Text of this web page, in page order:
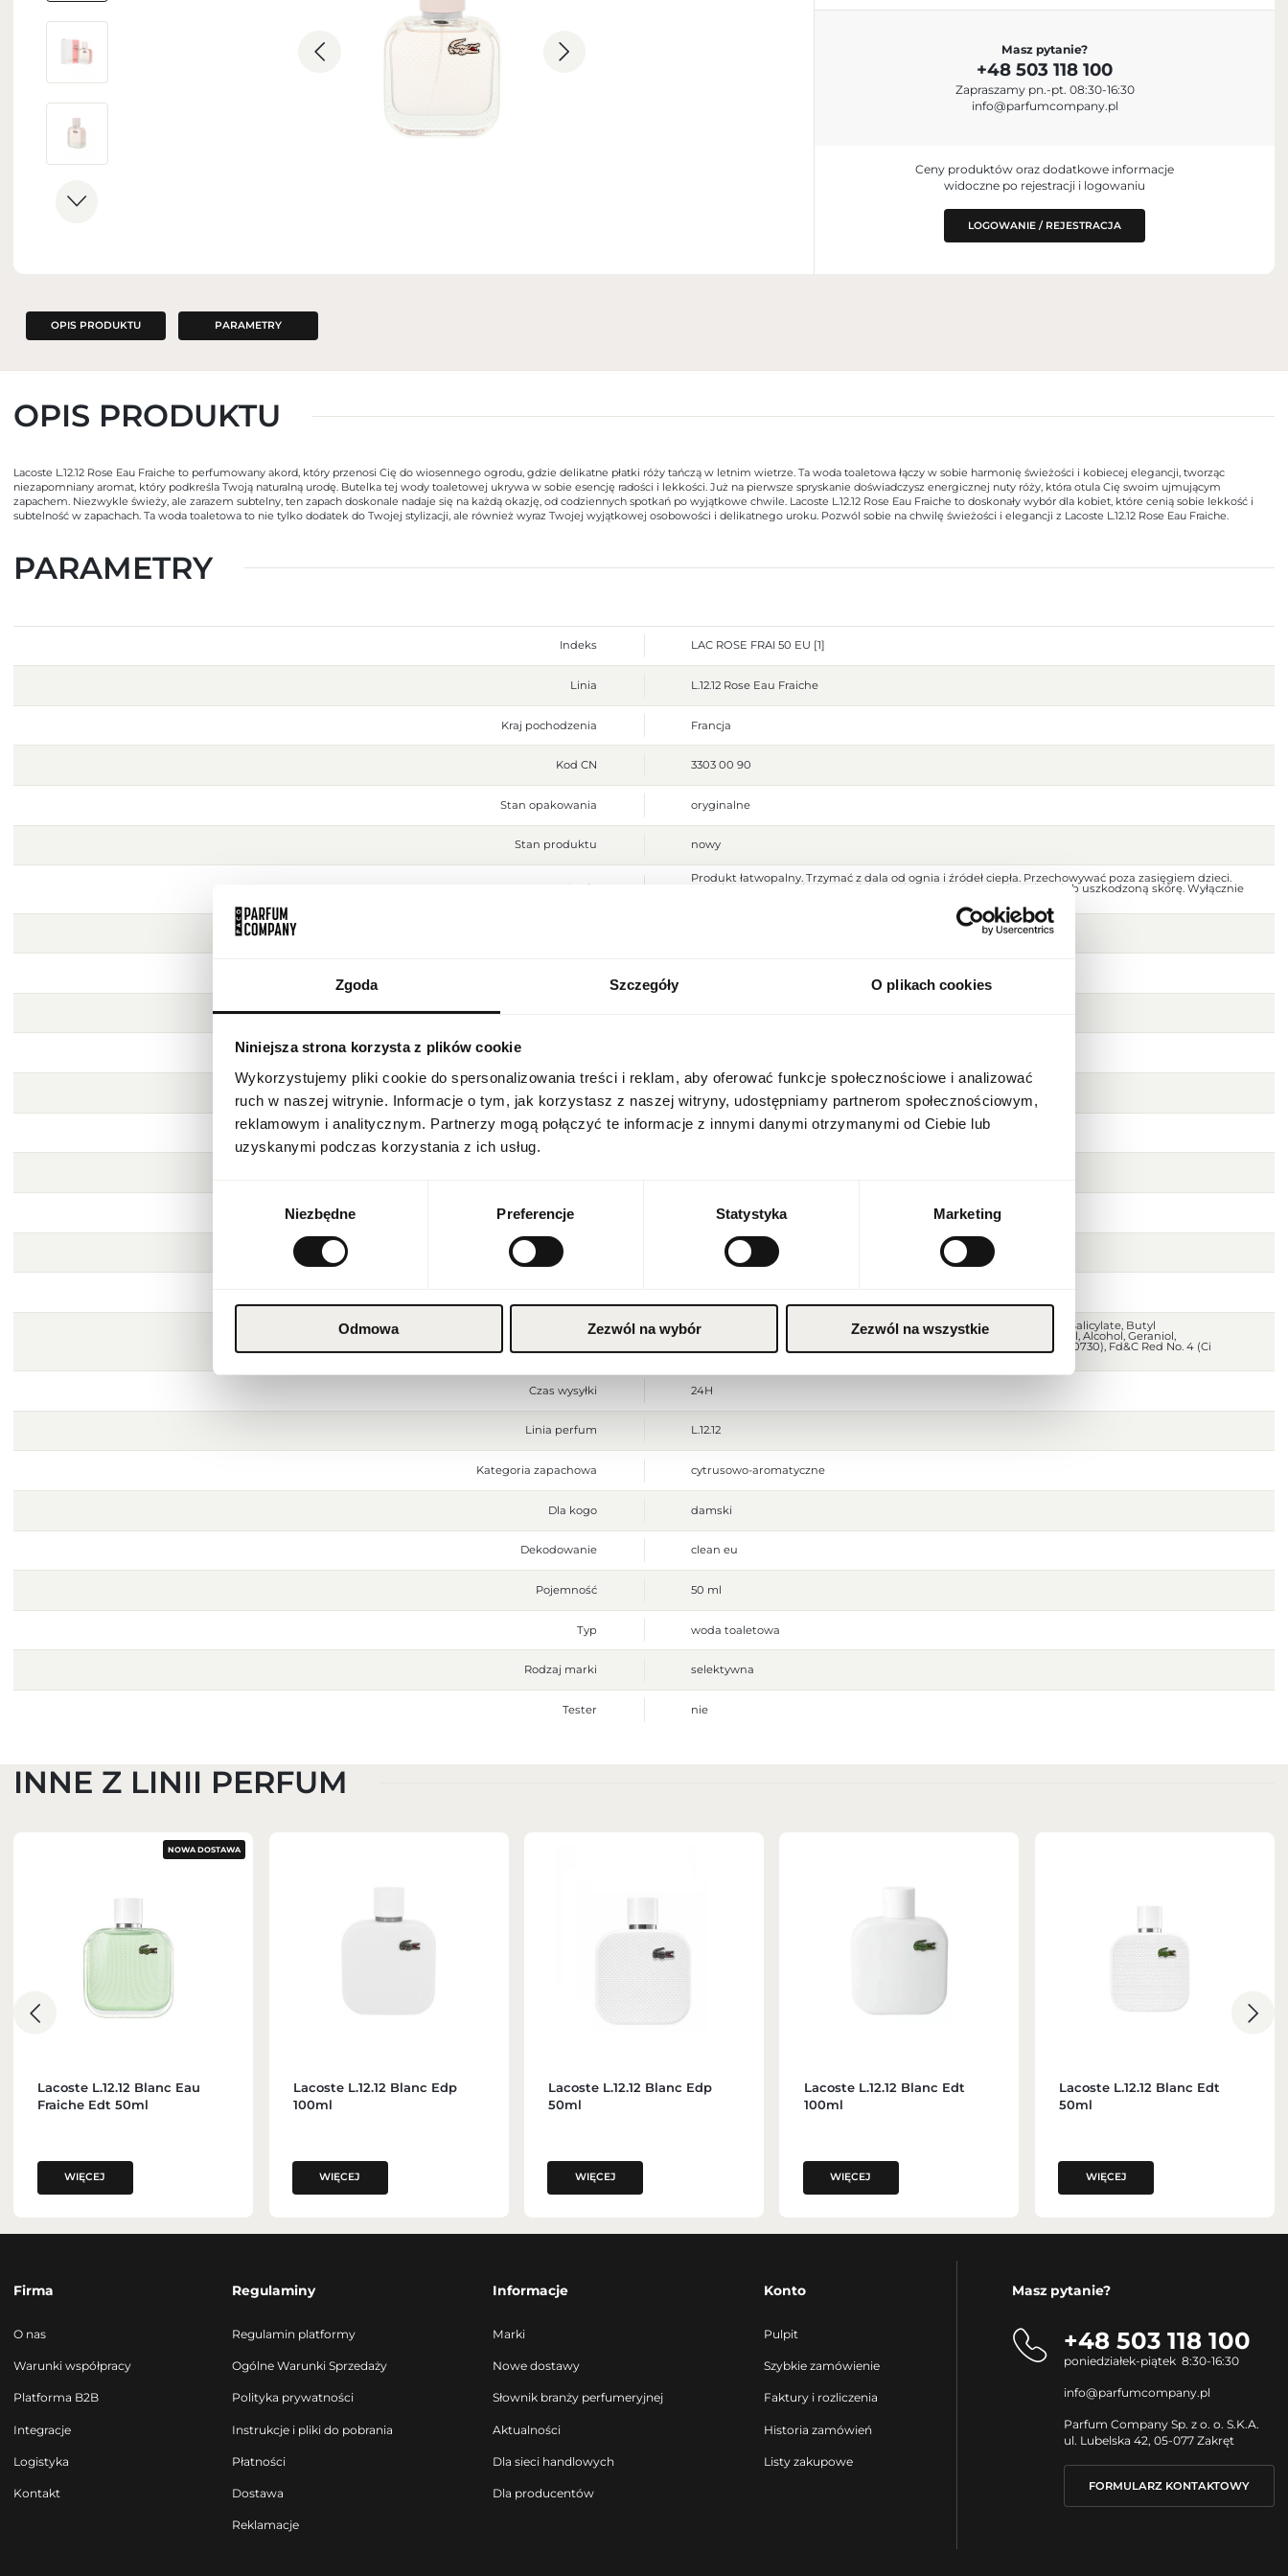
Zgoda Szczegóły O plikach cookies
Niniejsza strona korzysta z plików cookie
Wykorzystujemy pliki cookie do spersonalizowania treści i reklam, aby oferować funkcje społecznościowe i analizować
ruch w naszej witrynie. Informacje o tym, jak korzystasz z naszej witryny, udostępniamy partnerom społecznościowym,
reklamowym i analitycznym. Partnerzy mogą połączyć te informacje z innymi danymi otrzymanymi od Ciebie lub
uzyskanymi podczas korzystania z ich usług.
Wybór
Niezbędne Preferencje Statystyka Marketing
Odmowa Zezwól na wybór Zezwól na wszystkie
ZAPACHY DO WNĘTRZ
WPROWADZENIE DO UE
Parfum Company Sp. z o. o. S.K.A.
+48 503 118 100
info@parfumcompany.pl
ul. Lubelska 42, 05-077 Zakręt, Poland
Masz pytanie?
+48 503 118 100
Zapraszamy pn.-pt. 08:30-16:30
info@parfumcompany.pl
Ceny produktów oraz dodatkowe informacje
widoczne po rejestracji i logowaniu
LOGOWANIE / REJESTRACJA
OPIS PRODUKTU PARAMETRY
OPIS PRODUKTU
Lacoste L.12.12 Rose Eau Fraiche to perfumowany akord, który przenosi Cię do wiosennego ogrodu, gdzie delikatne płatki róży tańczą w letnim wietrze. Ta woda toaletowa łączy w sobie harmonię świeżości i kobiecej elegancji, tworząc
niezapomniany aromat, który podkreśla Twoją naturalną urodę. Butelka tej wody toaletowej ukrywa w sobie esencję radości i lekkości. Już na pierwsze spryskanie doświadczysz energicznej nuty róży, która otula Cię swoim ujmującym
zapachem. Niezwykle świeży, ale zarazem subtelny, ten zapach doskonale nadaje się na każdą okazję, od codziennych spotkań po wyjątkowe chwile. Lacoste L.12.12 Rose Eau Fraiche to doskonały wybór dla kobiet, które cenią sobie lekkość i
subtelność w zapachach. Ta woda toaletowa to nie tylko dodatek do Twojej stylizacji, ale również wyraz Twojej wyjątkowej osobowości i delikatnego uroku. Pozwól sobie na chwilę świeżości i elegancji z Lacoste L.12.12 Rose Eau Fraiche.
PARAMETRY
Indeks LAC ROSE FRAI 50 EU [1]
Linia L.12.12 Rose Eau Fraiche
Kraj pochodzenia Francja
Kod CN 3303 00 90
Stan opakowania oryginalne
Stan produktu nowy
Ostrzeżenia
Produkt łatwopalny. Trzymać z dala od ognia i źródeł ciepła. Przechowywać poza zasięgiem dzieci.
Przechowywać w chłodnym miejscu. Nie stosować na podrażnioną lub uszkodzoną skórę. Wyłącznie
Głębokość opakowania [mm]
Waga brutto [g]
Jednostka produktu szt.
Wielkość produkt pełnowymiarowy
Nuty serca nuty ozonowe, czarna porzeczka, różowy pieprz
Nuty bazy cedr, cynamon
Alcohol Denat., Parfum (Fragrance), Aqua (Water), Limonene, Benzyl Salicylate, Butyl
Methoxydibenzoylmethane, Citronellol, Linalool, Hexyl Cinnamal, Citral, Alcohol, Geraniol,
Tris(Tetramethylhydroxypiperidinol) Citrate, Ext. D&C Violet No. 2 (Ci 60730), Fd&C Red No. 4 (Ci
14700), D&C Red No. 33 (Ci 17200)
Czas wysyłki 24H
Linia perfum L.12.12
Kategoria zapachowa cytrusowo-aromatyczne
Dla kogo damski
Dekodowanie clean eu
Pojemność 50 ml
Typ woda toaletowa
Rodzaj marki selektywna
Tester nie
INNE Z LINII PERFUM
NOWA DOSTAWA
Lacoste L.12.12 Blanc Eau
Fraiche Edt 50ml
WIĘCEJ
Lacoste L.12.12 Blanc Edp
100ml
WIĘCEJ
Lacoste L.12.12 Blanc Edp
50ml
WIĘCEJ
Lacoste L.12.12 Blanc Edt
100ml
WIĘCEJ
Lacoste L.12.12 Blanc Edt
50ml
WIĘCEJ
Firma
O nas
Warunki współpracy
Platforma B2B
Integracje
Logistyka
Kontakt
Regulaminy
Regulamin platformy
Ogólne Warunki Sprzedaży
Polityka prywatności
Instrukcje i pliki do pobrania
Płatności
Dostawa
Reklamacje
Informacje
Marki
Nowe dostawy
Słownik branży perfumeryjnej
Aktualności
Dla sieci handlowych
Dla producentów
Konto
Pulpit
Szybkie zamówienie
Faktury i rozliczenia
Historia zamówień
Listy zakupowe
Masz pytanie?
+48 503 118 100
poniedziałek-piątek 8:30-16:30
info@parfumcompany.pl
Parfum Company Sp. z o. o. S.K.A.
ul. Lubelska 42, 05-077 Zakręt
FORMULARZ KONTAKTOWY
USTAWIENIA REGIONALNE
Lokalizacja
Język
ZAPISZ